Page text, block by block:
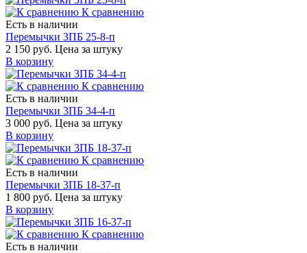
К сравнению
Есть в наличии
Перемычки 3ПБ 25-8-п
2 150 руб. Цена за штуку
В корзину
К сравнению
Есть в наличии
Перемычки 3ПБ 34-4-п
3 000 руб. Цена за штуку
В корзину
К сравнению
Есть в наличии
Перемычки 3ПБ 18-37-п
1 800 руб. Цена за штуку
В корзину
К сравнению
Есть в наличии